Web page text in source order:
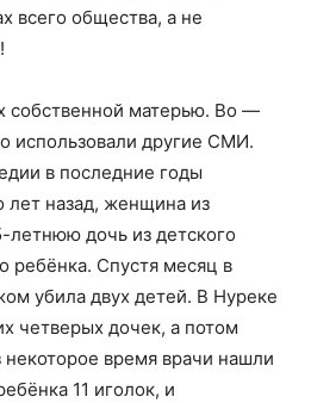
всего общества, а не
собственной матерью. Во —
использовали другие СМИ.
в последние годы
лет назад, женщина из
летнюю дочь из детского
ребёнка. Спустя месяц в
убила двух детей. В Нуреке
четверых дочек, а потом
время врачи нашли
11 иголок, и